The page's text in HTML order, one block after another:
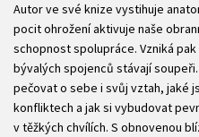
Autor ve své knize vystihuje
pocit ohrožení aktivuje naše
schopnost spolupráce. Vzniká
bývalých spojenců stávají
pečovat o sebe i svůj vztah, jaké
konfliktech a jak si vybudovat
v těžkých chvílích. S obnovenou